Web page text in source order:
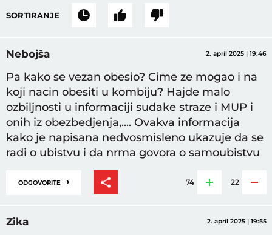
SORTIRANJE
Nebojša 2. april 2025 | 19:46
Pa kako se vezan obesio? Cime ze mogao i na
koji nacin obesiti u kombiju? Hajde malo
ozbiljnosti u informaciji sudake straze i MUP i
onih iz obezbedjenja,.... Ovakva informacija
kako je napisana nedvosmisleno ukazuje da se
radi o ubistvu i da nrma govora o samoubistvu
ODGOVORITE › 74 22
Zika 2. april 2025 | 19:55